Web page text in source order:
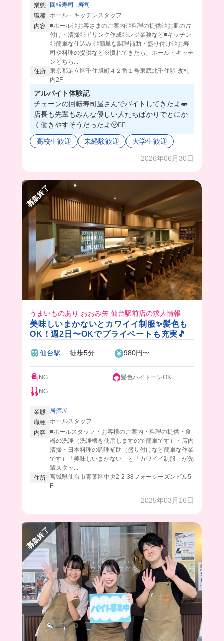
業態 回転寿司 , 寿司
職種 ホール・キッチンスタッフ
内容 ■ホール◎お客さまのご案内◎料理の提供◎お皿の片
付け・清掃◎ドリンク作成◎レジ業務など■キッチン
◎簡単な仕込み ◎簡単な調理補助・盛り付け◎お寿
司や料理の提供など※慣れてきたら、ホール・キッチ
ンどちら...
住所 東京都足立区千住旭町４２番１号東武北千住駅 改札
内2F
アルバイト体験記
チェーンの回転寿司屋さんでバイトしてきたよ🍣
店長も先輩もみんな優しい人たちばかりでとにか
く働きやすそうだったよ🥺❤️‍🔥
ここ注文は基本タブレット注文だし、母体が大手
のお寿司屋さんだからマニュアルもしっかりして
😭🫶
毎回のまかない楽しみにお仕事頑張れちゃうこと
間違いなし❣️
まかないで豪華な海鮮丼食べたい人はここでバイ
トしよ〜〜！
高校生歓迎 未経験歓迎 大学生歓迎
2026年06月30日
募集終了
うまいものあり おおみ矢 仙台駅前店の求人情報
美味しいまかないとカワイイ制服✨髪色も
OK！週2日〜OKでプライベートも充実🎵
仙台駅 徒歩5分 980円〜
NG
髪色ハイトーンOK
NG
業態
居酒屋
職種 ホールスタッフ
内容 ■ホールスタッフ・お客様のご案内・料理の提供・食
器の洗浄（洗浄機を使用しますので簡単です）・店内
清掃・日本料理の調理補助（盛り付けなど簡単な作業
です）「美味しいまかない」と「カワイイ制服」が先
輩スタッ...
住所 宮城県仙台市青葉区中央2-2-38フォーシーズンビル5
F
2025年03月16日
募集終了